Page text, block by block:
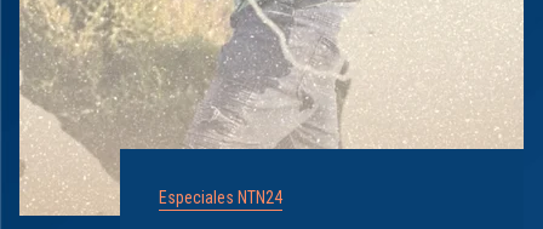
Especiales NTN24